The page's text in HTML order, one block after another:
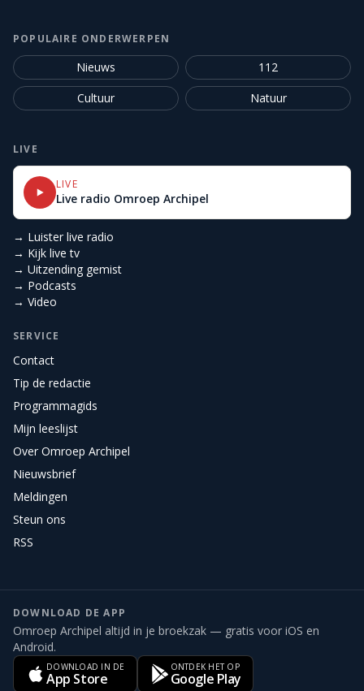
POPULAIRE ONDERWERPEN
Nieuws
112
Cultuur
Natuur
LIVE
LIVE
Live radio Omroep Archipel
→ Luister live radio
→ Kijk live tv
→ Uitzending gemist
→ Podcasts
→ Video
SERVICE
Contact
Tip de redactie
Programmagids
Mijn leeslijst
Over Omroep Archipel
Nieuwsbrief
Meldingen
Steun ons
RSS
DOWNLOAD DE APP
Omroep Archipel altijd in je broekzak — gratis voor iOS en
Android.
DOWNLOAD IN DE
App Store
ONTDEK HET OP
Google Play